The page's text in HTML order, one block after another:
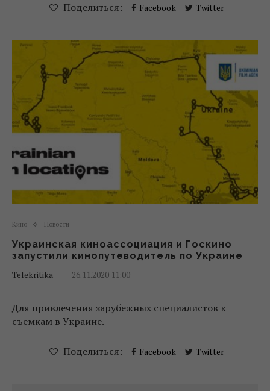
Поделиться: Facebook Twitter
Кино Новости
Украинская киноассоциация и Госкино
запустили кинопутеводитель по Украине
Telekritika
26.11.2020 11:00
Для привлечения зарубежных специалистов к
съемкам в Украине.
Поделиться: Facebook Twitter